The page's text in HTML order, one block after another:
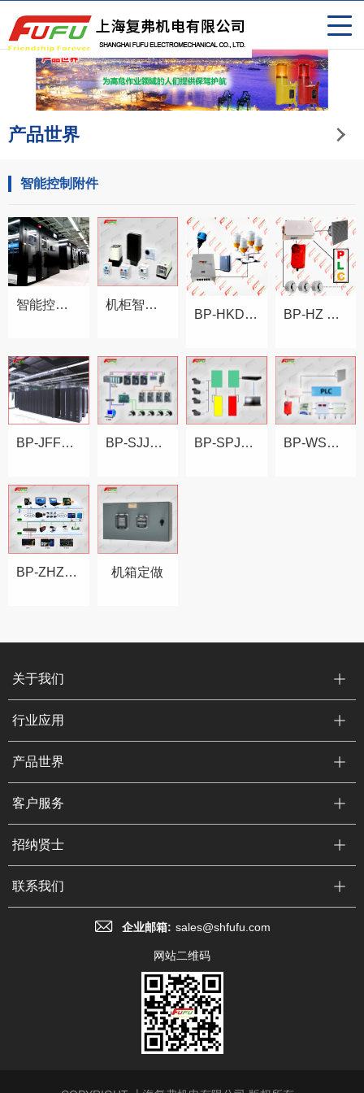
产品世界
智能控制附件
智能控制附件 机柜智能环境系统
BP-HKD 航空障碍灯无人化系统 BP-HZ 火灾报警系统
BP-JFFH 数据中心机房配件 BP-SJJK 起重机数据监控信息管理系统 BP-SPJK 起重机视频监控信息管理系统 BP-WSXT 温湿度报警系统
BP-ZHZM 智慧照明系统 机箱定做
关于我们
行业应用
产品世界
客户服务
招纳贤士
联系我们
企业邮箱: sales@shfufu.com
网站二维码